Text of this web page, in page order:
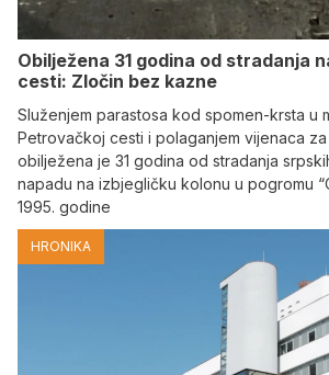
Obilježena 31 godina od stradanja
cesti: Zločin bez kazne
Služenjem parastosa kod spomen-krsta u
Petrovačkoj cesti i polaganjem vijenaca
obilježena je 31 godina od stradanja
napadu na izbjegličku kolonu u pogromu
1995. godine
HRONIKA